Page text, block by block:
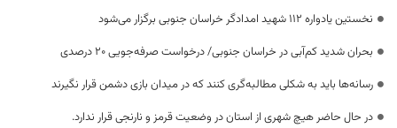
نخستین یادواره ۱۱۲ شهید امدادگر خراسان جنوبی برگزار می‌شود
بحران شدید کم‌آبی در خراسان جنوبی/ درخواست صرفه‌جویی ۲۰ درصدی
رسانه‌ها باید به شکلی مطالبه‌گری کنند که در میدان بازی دشمن قرار نگیرند
در حال حاضر هیچ شهری از استان در وضعیت قرمز و نارنجی قرار ندارد.